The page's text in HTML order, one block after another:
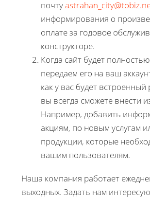
почту
информирования о
оплате за годовое
конструкторе.
Когда сайт будет
передаем его на ваш
как у вас будет встроенный
вы всегда сможете внести
Например, добавить
акциям, по новым услугам
продукции, которые
вашим пользователям.
Наша компания работает
выходных. Задать нам